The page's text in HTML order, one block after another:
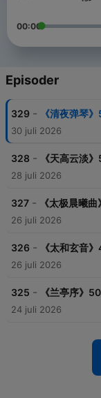
00:00
Episoder
329 - 《清夜弹琴
30 juli 2026
328 - 《天高云淡
28 juli 2026
327 - 《太极晨曦
26 juli 2026
326 - 《太和玄音
26 juli 2026
325 - 《兰亭序》
24 juli 2026